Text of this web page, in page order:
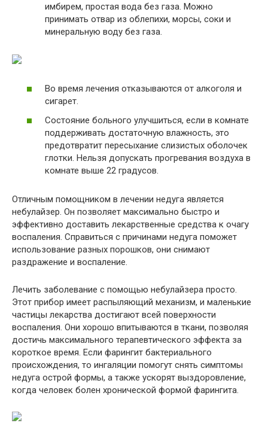
имбирем, простая вода без газа. Можно
принимать отвар из облепихи, морсы, соки и
минеральную воду без газа.
Во время лечения отказываются от алкоголя и
сигарет.
Состояние больного улучшиться, если в комнате
поддерживать достаточную влажность, это
предотвратит пересыхание слизистых оболочек
глотки. Нельзя допускать прогревания воздуха в
комнате выше 22 градусов.
Отличным помощником в лечении недуга является
небулайзер. Он позволяет максимально быстро и
эффективно доставить лекарственные средства к очагу
воспаления. Справиться с причинами недуга поможет
использование разных порошков, они снимают
раздражение и воспаление.
Лечить заболевание с помощью небулайзера просто.
Этот прибор имеет распыляющий механизм, и маленькие
частицы лекарства достигают всей поверхности
воспаления. Они хорошо впитываются в ткани, позволяя
достичь максимального терапевтического эффекта за
короткое время. Если фарингит бактериального
происхождения, то ингаляции помогут снять симптомы
недуга острой формы, а также ускорят выздоровление,
когда человек болен хронической формой фарингита.